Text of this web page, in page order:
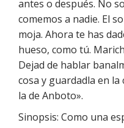
antes o después. No
comemos a nadie. El
moja. Ahora te has
hueso, como tú.
Dejad de hablar
cosa y guardadla en la
la de Anboto».
Sinopsis: Como una